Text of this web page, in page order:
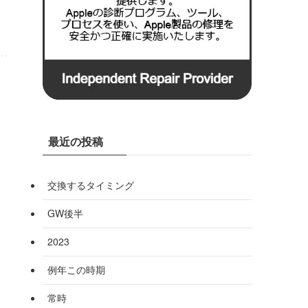
最近の投稿
交換するタイミング
GW後半
2023
例年この時期
常時